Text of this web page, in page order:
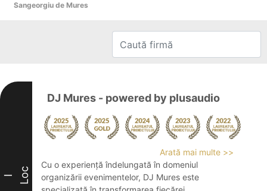
Sangeorgiu de Mures
I Loc
DJ Mures - powered by plusaudio
Arată mai multe >>
Cu o experiență îndelungată în domeniul
organizării evenimentelor, DJ Mures este